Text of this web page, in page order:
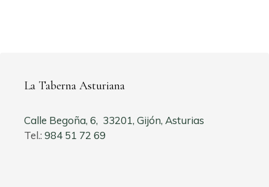
La Taberna Asturiana
Calle Begoña, 6, 33201, Gijón, Asturias
Tel.: 984 51 72 69